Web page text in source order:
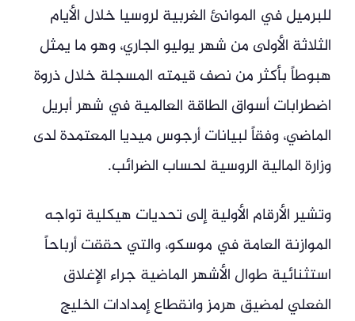
للبرميل في الموانئ الغربية لروسيا خلال الأيام
الثلاثة الأولى من شهر يوليو الجاري، وهو ما يمثل
هبوطاً بأكثر من نصف قيمته المسجلة خلال ذروة
اضطرابات أسواق الطاقة العالمية في شهر أبريل
الماضي، وفقاً لبيانات أرجوس ميديا المعتمدة لدى
وزارة المالية الروسية لحساب الضرائب.
وتشير الأرقام الأولية إلى تحديات هيكلية تواجه
الموازنة العامة في موسكو، والتي حققت أرباحاً
استثنائية طوال الأشهر الماضية جراء الإغلاق
الفعلي لمضيق هرمز وانقطاع إمدادات الخليج